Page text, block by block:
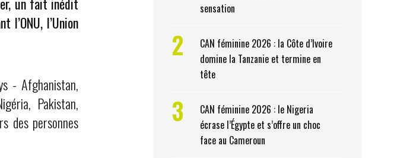
un fait inédit
l’Union
- Afghanistan,
Pakistan,
des personnes
sensation
2
CAN féminine 2026 : la Côte d’Ivoire
domine la Tanzanie et termine en
tête
3
CAN féminine 2026 : le Nigeria
écrase l’Égypte et s’offre un choc
face au Cameroun